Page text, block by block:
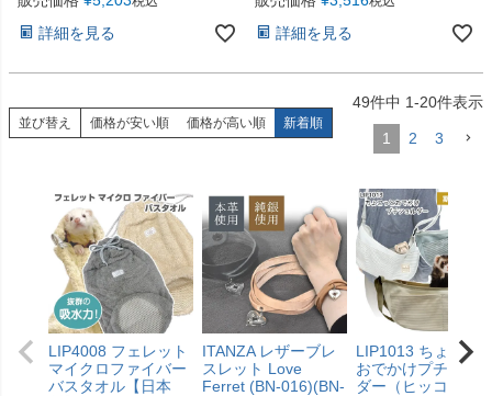
詳細を見る 詳細を見る
並び替え 価格が安い順 価格が高い順 新着順
49件中 1-20件表示
1 2 3
LIP4008 フェレット
マイクロファイバー
バスタオル【日本
ITANZA レザーブレ
スレット Love
Ferret (BN-016)(BN-
LIP1013 ちょこっ
おでかけプチショ
ダー（ヒッコリー